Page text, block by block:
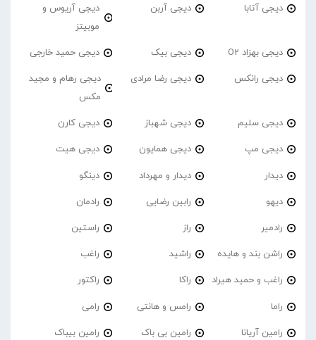
دیجی آتابا دیجی آربن
دیجی آریوس و
موبیتز
دیجی بهزاد O2 دیجی بیک دیجی حمید خارجی
دیجی رانکس دیجی رضا مرادی
دیجی رهام و مجید
مکس
دیجی سلیم دیجی شهباز دیجی کارن
دیجی مپ دیجی همایون دیجی هیت
دیدار دیدار و مهرداد دینگو
دیهو رابین رضایی رادمان
رادمیر راز راستین
راشن بند و هایده راشید راغب
راغب و حمید هیراد راکا راکتور
راما رامس و هانتی رامی
رامین آریانا رامین بی باک رامین بیباک